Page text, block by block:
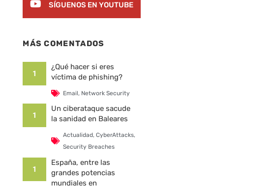
SÍGUENOS EN YOUTUBE
MÁS COMENTADOS
1
¿Qué hacer si eres
víctima de phishing?
Email, Network Security
1
Un ciberataque sacude
la sanidad en Baleares
Actualidad, CyberAttacks,
Security Breaches
1
España, entre las
grandes potencias
mundiales en